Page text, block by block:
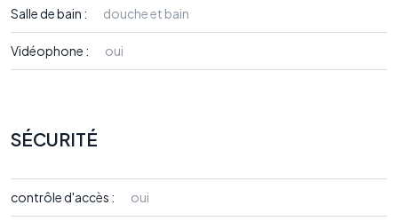
Salle de bain : douche et bain
Vidéophone : oui
SÉCURITÉ
contrôle d'accès : oui